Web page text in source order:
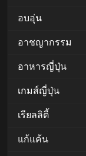
อบอุ่น
อาชญากรรม
อาหารญี่ปุ่น
เกมส์ญี่ปุ่น
เรียลลิตี้
แก้แค้น